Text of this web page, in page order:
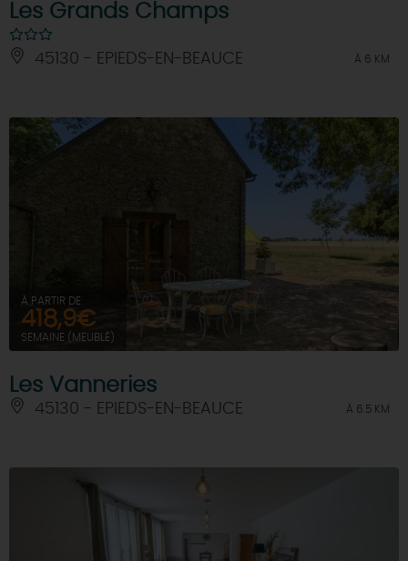
Les Grands Champs
45130 - EPIEDS-EN-BEAUCE À 6 KM
À PARTIR DE
418,9€
SEMAINE (MEUBLÉ)
Les Vanneries
45130 - EPIEDS-EN-BEAUCE À 6.5 KM